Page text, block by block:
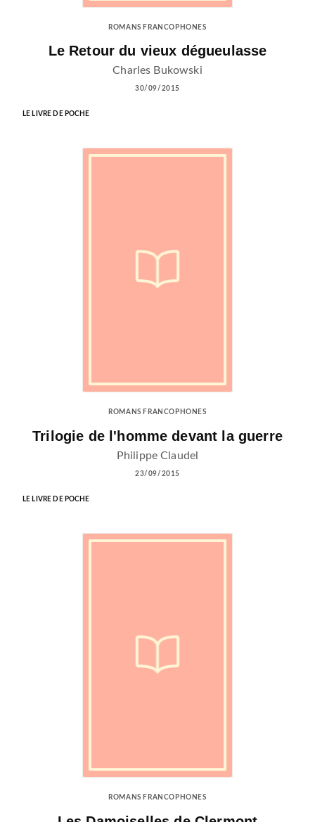
ROMANS FRANCOPHONES
Le Retour du vieux dégueulasse
Charles Bukowski
30/09/2015
LE LIVRE DE POCHE
ROMANS FRANCOPHONES
Trilogie de l'homme devant la guerre
Philippe Claudel
23/09/2015
LE LIVRE DE POCHE
ROMANS FRANCOPHONES